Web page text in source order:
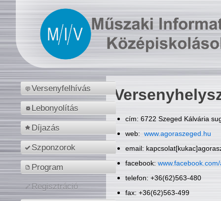
Versenyfelhívás
Lebonyolítás
Díjazás
Szponzorok
Program
Regisztráció
cím: 6722 Szeged Kálvária
web: www.agoraszeged.hu
email:
facebook:
telefon: +36(62)563-480
fax: +36(62)563-499